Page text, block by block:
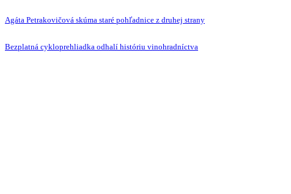
Agáta Petrakovičová skúma staré pohľadnice z druhej strany
Bezplatná cykloprehliadka odhalí históriu vinohradníctva